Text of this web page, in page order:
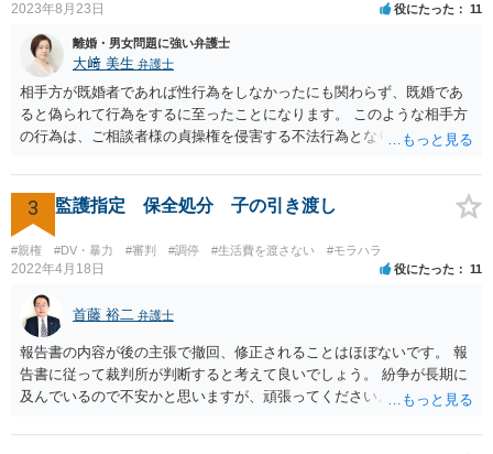
2023年8月23日 役にたった 11
離婚・男女問題に強い弁護士
大﨑 美生 弁護士
相手方が既婚者であれば性行為をしなかったにも関わらず、既婚であ
ると偽られて行為をするに至ったことになります。 このような相手方
の行為は、ご相談者様の貞操権を侵害する不法行為となりますので、
ませんが、上記は性行為があったことを前提としています） 弁護士に
依頼されると、相手方の住民票を取得することができます。 請求する
慰謝料の額含め、一度弁護士にご相談されると良いと思います。
3 監護指定 保全処分 子の引き渡し
#親権 #DV・暴力 #審判 #調停 #生活費を渡さない #モラハラ
2022年4月18日 役にたった 11
首藤 裕二 弁護士
報告書の内容が後の主張で撤回、修正されることはほぼないです。 報
告書に従って裁判所が判断すると考えて良いでしょう。 紛争が長期に
及んでいるので不安かと思いますが、頑張ってください。